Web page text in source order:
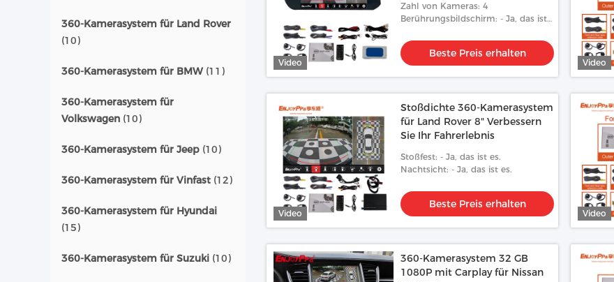
360-Kamerasystem für Land Rover
(10)
360-Kamerasystem für BMW (11)
360-Kamerasystem für
Volkswagen (10)
360-Kamerasystem für Jeep (10)
360-Kamerasystem für Vinfast (12)
360-Kamerasystem für Hyundai
(15)
360-Kamerasystem für Suzuki (10)
Video
Zahl von Kameras: 4
Berührungsbildschirm: - Ja, das ist
Beste Preis erhalten
Video
Video
Stoßdichte 360-Kamerasystem
für Land Rover 8" Verbessern
Sie Ihr Fahrerlebnis
Stoßfest: - Ja, das ist es.
Nachtsicht: - Ja, das ist es.
Beste Preis erhalten
Video
360-Kamerasystem 32 GB
1080P mit Carplay für Nissan